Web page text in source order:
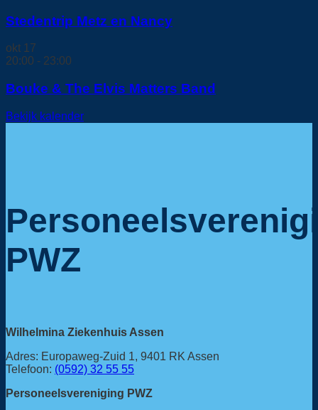
Stedentrip Metz en Nancy
okt 17
20:00 - 23:00
Bouke & The Elvis Matters Band
Bekijk kalender
PWZ
Wilhelmina Ziekenhuis Assen
Adres: Europaweg-Zuid 1, 9401 RK Assen
Telefoon: (0592) 32 55 55
Personeelsvereniging PWZ